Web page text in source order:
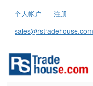
个人帐户
注册
sales@rstradehouse.com